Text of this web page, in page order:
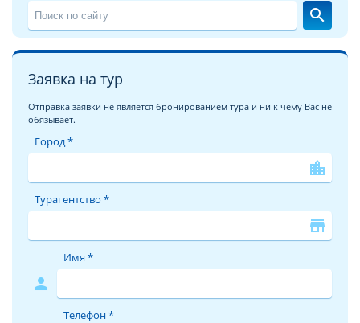
search
Заявка на тур
Отправка заявки не является бронированием тура и ни к чему Вас не
обязывает.
Город *
location_city
Турагентство *
store
person
Имя *
Телефон *